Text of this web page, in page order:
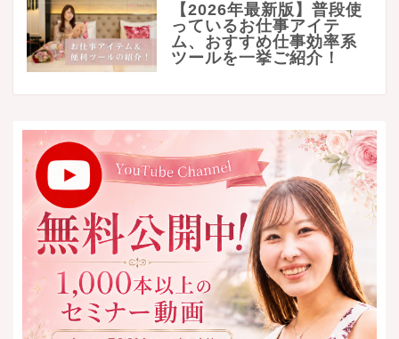
【2026年最新版】普段使
っているお仕事アイテ
ム、おすすめ仕事効率系
ツールを一挙ご紹介！